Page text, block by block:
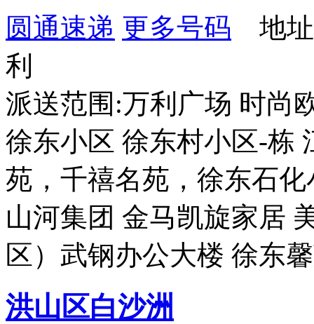
圆通速递 更多号码 地址
利
派送范围:万利广场 时尚
徐东小区 徐东村小区-栋
苑，千禧名苑，徐东石
山河集团 金马凯旋家居
区）武钢办公大楼 徐东
洪山区白沙洲